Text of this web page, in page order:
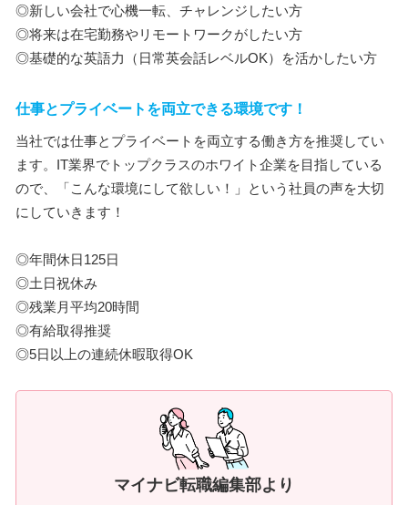
◎新しい会社で心機一転、チャレンジしたい方
◎将来は在宅勤務やリモートワークがしたい方
◎基礎的な英語力（日常英会話レベルOK）を活かしたい方
仕事とプライベートを両立できる環境です！
当社では仕事とプライベートを両立する働き方を推奨してい
ます。IT業界でトップクラスのホワイト企業を目指している
ので、「こんな環境にして欲しい！」という社員の声を大切
にしていきます！
◎年間休日125日
◎土日祝休み
◎残業月平均20時間
◎有給取得推奨
◎5日以上の連続休暇取得OK
マイナビ転職編集部より